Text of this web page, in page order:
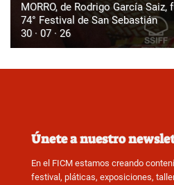
MORRO, de Rodrigo García
74° Festival de San Sebastián
30 · 07 · 26
Únete a nuestro
En el FICM estamos creando
festival, pláticas, exposiciones,